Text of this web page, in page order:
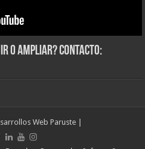
o Ampliar? Contacto:
Web Paruste|